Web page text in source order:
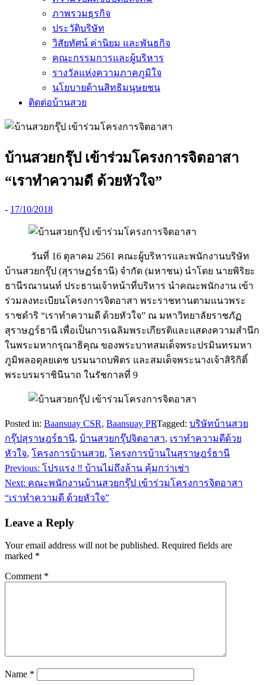
ภาพรวมธุรกิจ
ประวัติบริษัท
วิสัยทัศน์ ค่านิยม และพันธกิจ
คณะกรรมการและผู้บริหาร
รางวัลแห่งความภาคภูมิใจ
นโยบายด้านสิทธิมนุษยชน
ติดต่อบ้านสวย
บ้านสวยกรุ๊ป เข้าร่วมโครงการจิตอาสา
“เราทำความดี ด้วยหัวใจ”
- 17/10/2018
วันที่ 16 ตุลาคม 2561 คณะผู้บริหารและพนักงานบริษัท
บ้านสวยกรุ๊ป (สุราษฏร์ธานี) จำกัด (มหาชน) นำโดย นายพิริยะ
ธานีรณานนท์ ประธานเจ้าหน้าที่บริหาร นำคณะพนักงาน เข้า
ร่วมลงทะเบียนโครงการจิตอาสา พระราชทานตามแนวพระ
ราชดำริ “เราทำความดี ด้วยหัวใจ” ณ มหาวิทยาลัยราชภัฏ
สุราษฎร์ธานี เพื่อเป็นการเฉลิมพระเกียรติและแสดงความสำนึก
ในพระมหากรุณาธิคุณ ของพระบาทสมเด็จพระปรมินทรมหา
ภูมิพลอดุลยเดช บรมนาถบพิตร และสมเด็จพระนางเจ้าสิริกิติ์
พระบรมราชินีนาถ ในรัชกาลที่ 9
Posted in: Baansuay CSR, Baansuay PRTagged: บริษัทบ้านสวย
กรุ๊ปสุราษฎร์ธานี, บ้านสวยกรุ๊ปจิตอาสา, เราทำความดีด้วย
หัวใจ, โครงการบ้านสวย, โครงการบ้านในสุราษฎร์ธานี
Post
navigation
Previous: โปรแรง ‼ บ้านไม่ถึงล้าน คุ้มกว่าเช่า
Next: คณะพนักงานบ้านสวยกรุ๊ป เข้าร่วมโครงการจิตอาสา
“เราทำความดี ด้วยหัวใจ”
Leave a Reply
Your email address will not be published. Required fields are
marked *
Comment *
Name *